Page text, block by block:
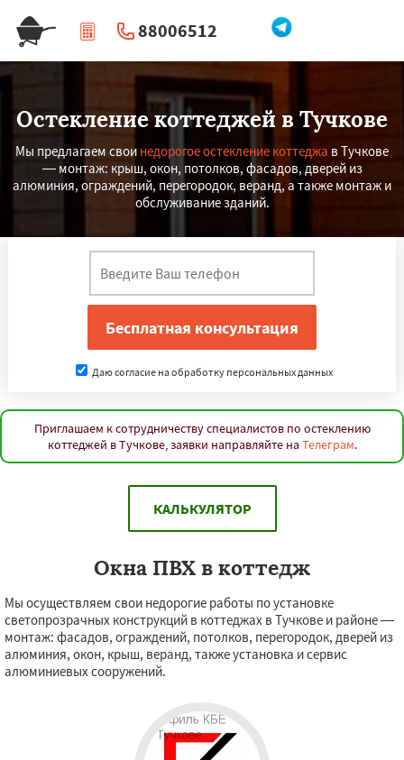
88006512
| Перезвоните мне
Остекление коттеджей в Тучкове
Мы предлагаем свои недорогое остекление коттеджа в Тучкове
— монтаж: крыш, окон, потолков, фасадов, дверей из
алюминия, ограждений, перегородок, веранд, а также монтаж и
обслуживание зданий.
Даю согласие на обработку персональных данных
Приглашаем к сотрудничеству специалистов по остеклению
коттеджей в Тучкове, заявки направляйте на Телеграм.
КАЛЬКУЛЯТОР
Окна ПВХ в коттедж
Мы осуществляем свои недорогие работы по установке
светопрозрачных конструкций в коттеджах в Тучкове и районе —
монтаж: фасадов, ограждений, потолков, перегородок, дверей из
алюминия, окон, крыш, веранд, также установка и сервис
алюминиевых сооружений.